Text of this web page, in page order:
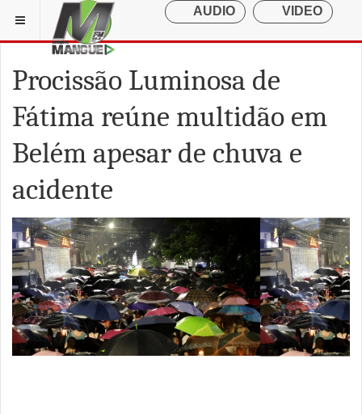
Procissão Luminosa de
Fátima reúne multidão em
Belém apesar de chuva e
acidente